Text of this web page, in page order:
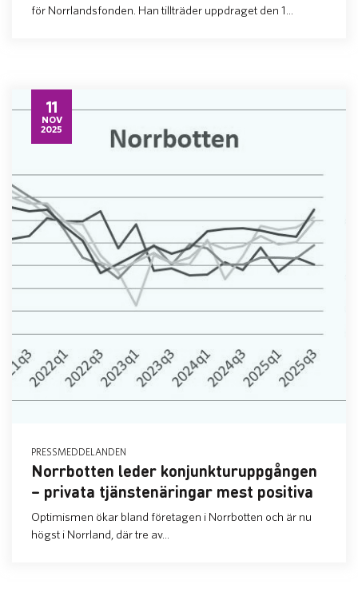
för Norrlandsfonden. Han tillträder uppdraget den 1...
11
NOV
2025
PRESSMEDDELANDEN
Norrbotten leder konjunkturuppgången
– privata tjänstenäringar mest positiva
Optimismen ökar bland företagen i Norrbotten och är nu
högst i Norrland, där tre av...